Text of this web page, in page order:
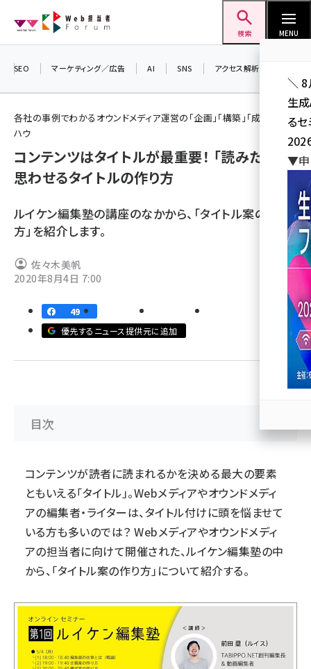
ン
検索 MENU
seo (3526)
ai (2807)
youtube (2434)
note (2312)
セミナー (2307)
z世代 (1622)
meo (1275)
llmo (1163)
SEO マーケティング／広告 AI SNS アクセス解析／データ分析
各社の事例でわかるオウンドメディア運営の「企画」「構築」「成果」ノウ
ハウ
コンテンツはタイトルが最重要！ 「読みたい」と
思わせるタイトルの作り方
ルイケン編集塾の講座のなかから、「タイトル案の作り
方」を紹介します。
佐々木美帆
2020年8月4日 7:00
49
優先するニュース提供元に追加
目次
コンテンツが読者に読まれるかを決める最大の要素
ともいえる「タイトル」。Webメディアやオウンドメディ
アの編集者・ライターは、タイトル付けに頭を悩ませて
いる方も多いのでは？ Webメディアやオウンドメディ
アの担当者に向けて開催された、ルイケン編集塾の中
から、「タイトル案の作り方」について紹介する。
＼ 8
生
る
▼申